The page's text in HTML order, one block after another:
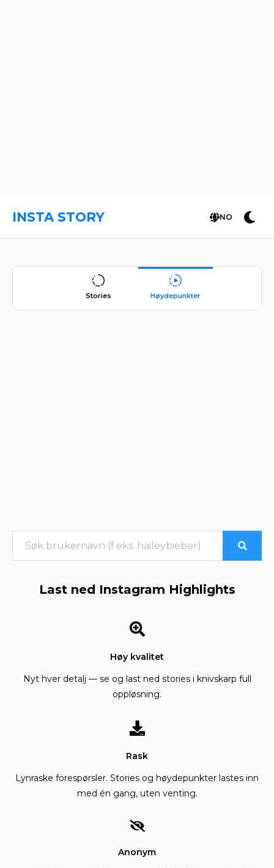
INSTA STORY NO
Stories Høydepunkter
Last ned Instagram Highlights
Høy kvalitet
Nyt hver detalj — se og last ned stories i knivskarp full
oppløsning.
Rask
Lynraske forespørsler. Stories og høydepunkter lastes inn
med én gang, uten venting.
Anonym